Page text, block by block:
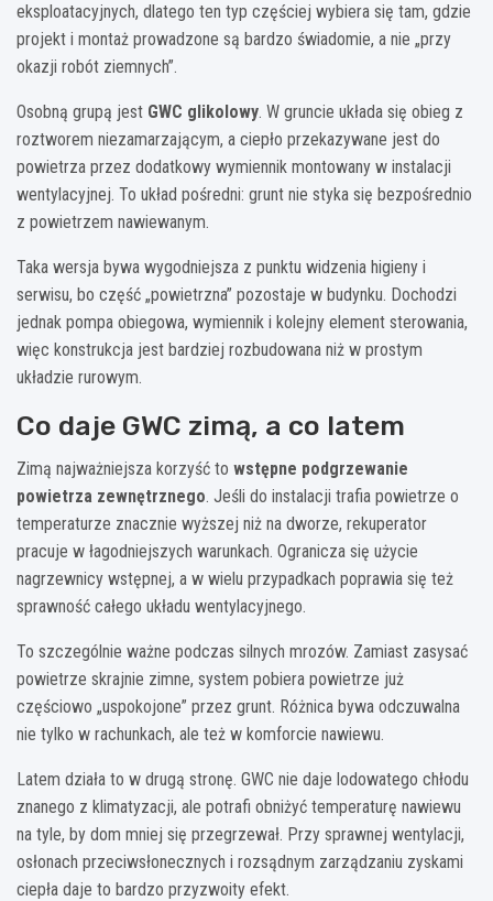
eksploatacyjnych, dlatego ten typ częściej wybiera się tam, gdzie
projekt i montaż prowadzone są bardzo świadomie, a nie „przy
okazji robót ziemnych”.
Osobną grupą jest GWC glikolowy. W gruncie układa się obieg z
roztworem niezamarzającym, a ciepło przekazywane jest do
powietrza przez dodatkowy wymiennik montowany w instalacji
wentylacyjnej. To układ pośredni: grunt nie styka się bezpośrednio
z powietrzem nawiewanym.
Taka wersja bywa wygodniejsza z punktu widzenia higieny i
serwisu, bo część „powietrzna” pozostaje w budynku. Dochodzi
jednak pompa obiegowa, wymiennik i kolejny element sterowania,
więc konstrukcja jest bardziej rozbudowana niż w prostym
układzie rurowym.
Co daje GWC zimą, a co latem
Zimą najważniejsza korzyść to wstępne podgrzewanie
powietrza zewnętrznego. Jeśli do instalacji trafia powietrze o
temperaturze znacznie wyższej niż na dworze, rekuperator
pracuje w łagodniejszych warunkach. Ogranicza się użycie
nagrzewnicy wstępnej, a w wielu przypadkach poprawia się też
sprawność całego układu wentylacyjnego.
To szczególnie ważne podczas silnych mrozów. Zamiast zasysać
powietrze skrajnie zimne, system pobiera powietrze już
częściowo „uspokojone” przez grunt. Różnica bywa odczuwalna
nie tylko w rachunkach, ale też w komforcie nawiewu.
Latem działa to w drugą stronę. GWC nie daje lodowatego chłodu
znanego z klimatyzacji, ale potrafi obniżyć temperaturę nawiewu
na tyle, by dom mniej się przegrzewał. Przy sprawnej wentylacji,
osłonach przeciwsłonecznych i rozsądnym zarządzaniu zyskami
ciepła daje to bardzo przyzwoity efekt.